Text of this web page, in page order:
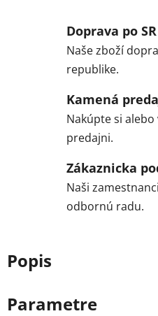
Doprava po
Naše zboží
republike.
Kamená
Nakúpte si
predajni.
Zákaznicka
Naši
odbornú radu.
Popis
Parametre